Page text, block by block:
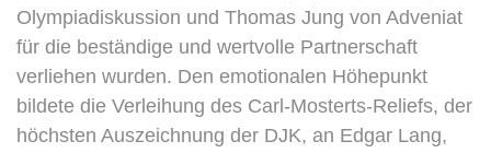
Olympiadiskussion und Thomas Jung von Adveniat
für die beständige und wertvolle Partnerschaft
verliehen wurden. Den emotionalen Höhepunkt
bildete die Verleihung des Carl-Mosterts-Reliefs, der
höchsten Auszeichnung der DJK, an Edgar Lang,